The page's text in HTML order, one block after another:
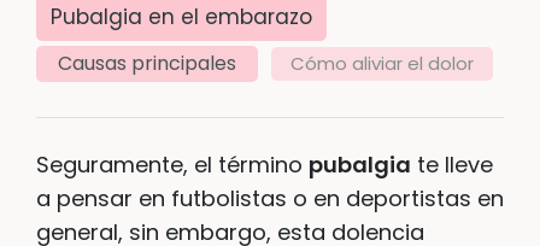
Pubalgia en el embarazo
Causas principales Cómo aliviar el dolor
Seguramente, el término pubalgia te lleve
a pensar en futbolistas o en deportistas en
general, sin embargo, esta dolencia